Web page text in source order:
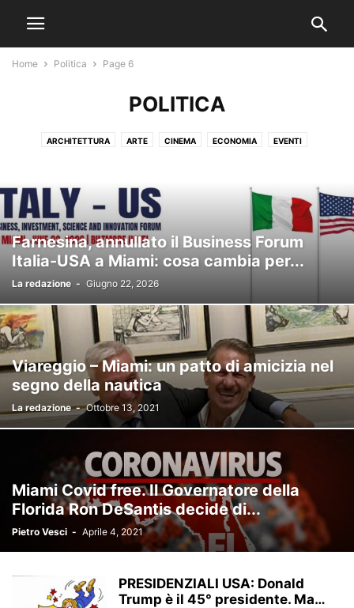
Home Politica Page 6
POLITICA
ARCHITETTURA ARTE CINEMA ECONOMIA EVENTI
Farnesina, annullato il Business Forum
Italia-USA a Miami: cosa cambia per...
La redazione - Giugno 22, 2026
Viareggio – Miami: un patto di amicizia nel
segno della nautica
La redazione - Ottobre 13, 2021
Miami Covid free. Il Governatore della
Florida Ron DeSantis decide di...
Pietro Vesci - Aprile 4, 2021
PRESIDENZIALI USA: Donald
Trump è il 45° presidente. Ma…